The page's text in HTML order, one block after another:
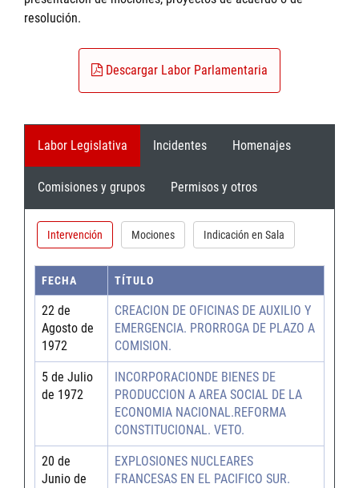
resolución.
Descargar Labor Parlamentaria
Labor Legislativa Incidentes Homenajes
Comisiones y grupos Permisos y otros
Intervención Mociones Indicación en Sala
FECHA TÍTULO
22 de
Agosto de
1972
CREACION DE OFICINAS DE AUXILIO Y
EMERGENCIA. PRORROGA DE PLAZO A
COMISION.
5 de Julio
de 1972
INCORPORACIONDE BIENES DE
PRODUCCION A AREA SOCIAL DE LA
ECONOMIA NACIONAL.REFORMA
CONSTITUCIONAL. VETO.
20 de
Junio de
EXPLOSIONES NUCLEARES
FRANCESAS EN EL PACIFICO SUR.